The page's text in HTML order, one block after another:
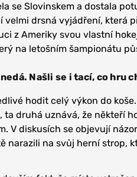
se Slovinskem a dostala
velmi drsná vyjádření, která
z Ameriky svou vlastní
na letošním šampionátu
Našli se i tací, co hru
hodit celý výkon do
ta druhá uznává, že někteří
V diskusích se objevují
narazili na svůj herní strop,